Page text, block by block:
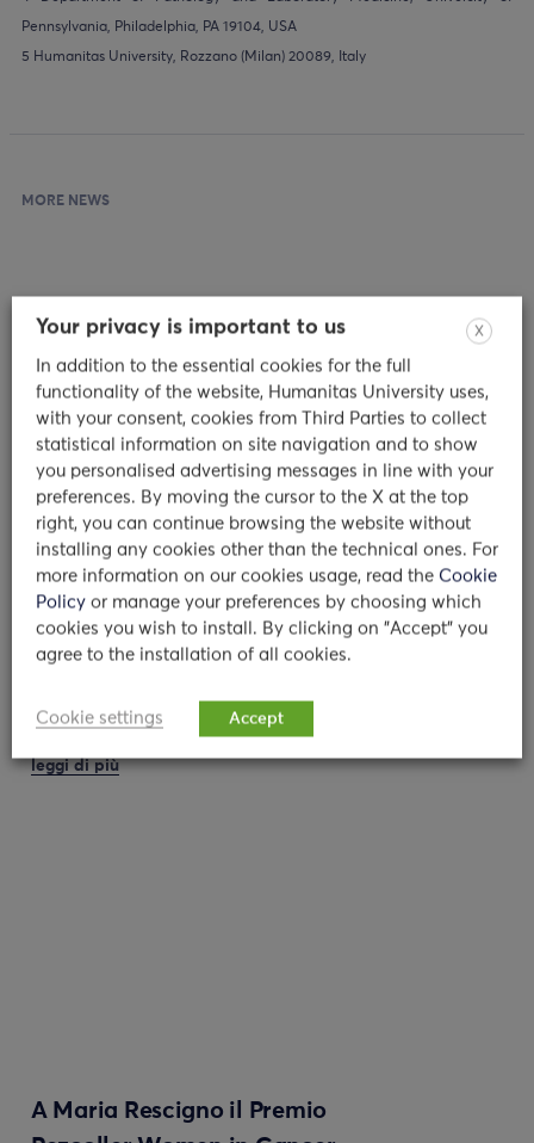
Pennsylvania, Philadelphia, PA 19104, USA
5 Humanitas University, Rozzano (Milan) 20089, Italy
MORE NEWS
Servizio di Counseling: intervista
alle Dottoresse Olivari e Colombo
Dottoressa Maria Giulia Olivari e dottoressa
Camilla Chiara Colombo: chi siete? Qual è il
vostro percorso? Siamo due…
11/01/2024
leggi di più
A Maria Rescigno il Premio
X
Your privacy is important to us
In addition to the essential cookies for the full
functionality of the website, Humanitas University uses,
with your consent, cookies from Third Parties to collect
statistical information on site navigation and to show
you personalised advertising messages in line with your
preferences. By moving the cursor to the X at the top
right, you can continue browsing the website without
installing any cookies other than the technical ones. For
more information on our cookies usage, read the Cookie
Policy or manage your preferences by choosing which
cookies you wish to install. By clicking on "Accept" you
agree to the installation of all cookies.
Cookie settings Accept